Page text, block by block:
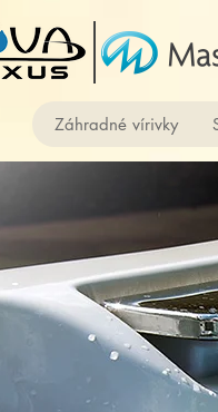
Záhradné vírivky